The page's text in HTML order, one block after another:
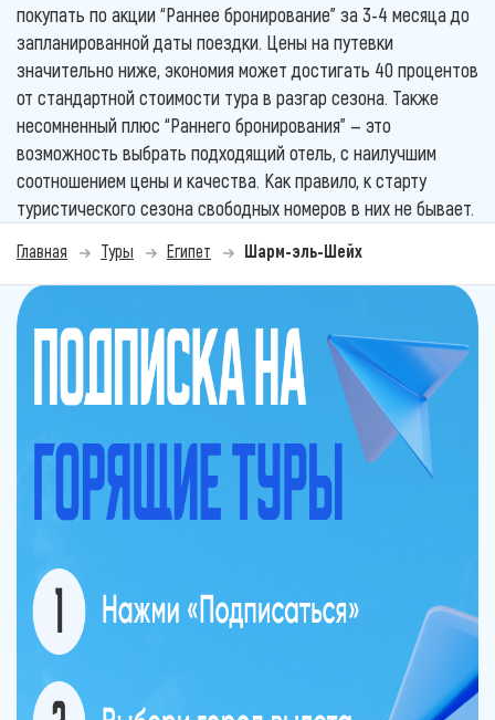
покупать по акции “Раннее бронирование” за 3-4 месяца до
запланированной даты поездки. Цены на путевки
значительно ниже, экономия может достигать 40 процентов
от стандартной стоимости тура в разгар сезона. Также
несомненный плюс “Раннего бронирования” — это
возможность выбрать подходящий отель, с наилучшим
соотношением цены и качества. Как правило, к старту
туристического сезона свободных номеров в них не бывает.
Главная Туры Египет Шарм-эль-Шейх